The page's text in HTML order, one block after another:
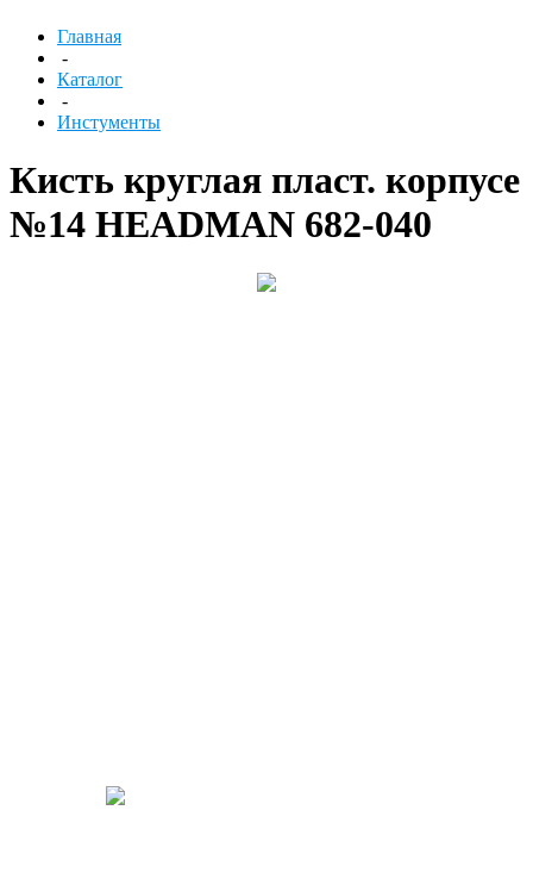
Главная
-
Каталог
-
Инстументы
Кисть круглая пласт. корпусе
№14 HEADMAN 682-040